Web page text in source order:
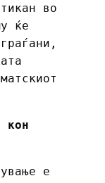
во
ќе
кон
е